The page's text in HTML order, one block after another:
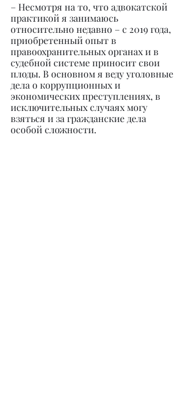
– Несмотря на то, что адвокатской
практикой я занимаюсь
относительно недавно – с 2019 года,
приобретенный опыт в
правоохранительных органах и в
судебной системе приносит свои
плоды. В основном я веду уголовные
дела о коррупционных и
экономических преступлениях, в
исключительных случаях могу
взяться и за гражданские дела
особой сложности.